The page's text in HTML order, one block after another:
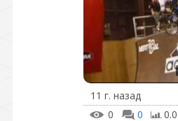
11 г. назад
0
0 0.0